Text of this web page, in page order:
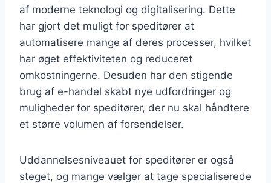
af moderne teknologi og digitalisering. Dette
har gjort det muligt for speditører at
automatisere mange af deres processer, hvilket
har øget effektiviteten og reduceret
omkostningerne. Desuden har den stigende
brug af e-handel skabt nye udfordringer og
muligheder for speditører, der nu skal håndtere
et større volumen af forsendelser.
Uddannelsesniveauet for speditører er også
steget, og mange vælger at tage specialiserede